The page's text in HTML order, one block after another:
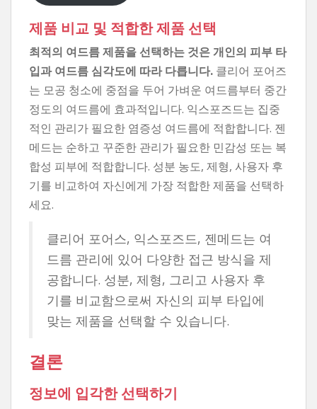
제품 비교 및 ​​적합한 제품 선택
최적의 여드름 제품을 선택하는 것은 개인의 피부 타
입과 여드름 심각도에 따라 다릅니다. 클리어 포어즈
는 모공 청소에 중점을 두어 가벼운 여드름부터 중간
정도의 여드름에 효과적입니다. 익스포즈드는 집중
적인 관리가 필요한 염증성 여드름에 적합합니다. 젠
메드는 순하고 꾸준한 관리가 필요한 민감성 또는 복
합성 피부에 적합합니다. 성분 농도, 제형, 사용자 후
기를 비교하여 자신에게 가장 적합한 제품을 선택하
세요.
클리어 포어스, 익스포즈드, 젠메드는 여
드름 관리에 있어 다양한 접근 방식을 제
공합니다. 성분, 제형, 그리고 사용자 후
기를 비교함으로써 자신의 피부 타입에
맞는 제품을 선택할 수 있습니다.
결론
정보에 입각한 선택하기